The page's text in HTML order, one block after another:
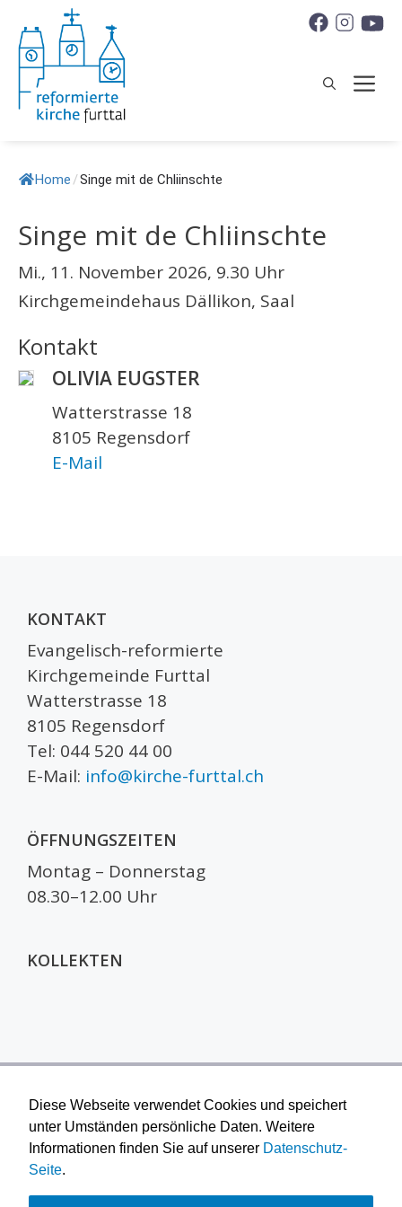
Diese Webseite verwendet Cookies und speichert
unter Umständen persönliche Daten. Weitere
Informationen finden Sie auf unserer Datenschutz-
Seite.
zum
Inhalt
Home /Singe mit de Chliinschte
Singe mit de Chliinschte
Mi., 11. November 2026, 9.30 Uhr
Kirchgemeindehaus Dällikon, Saal
Kontakt
OLIVIA EUGSTER
Watterstrasse 18
8105 Regensdorf
E-Mail
KONTAKT
Evangelisch-reformierte
Kirchgemeinde Furttal
Watterstrasse 18
8105 Regensdorf
Tel: 044 520 44 00
E-Mail: info@kirche-furttal.ch
ÖFFNUNGSZEITEN
Montag – Donnerstag
08.30–12.00 Uhr
KOLLEKTEN